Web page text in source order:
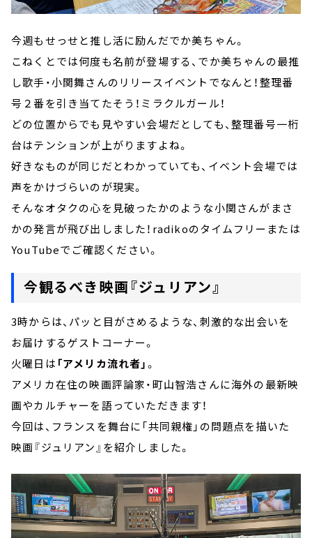
今週もせっせと推し活に励んだでか美ちゃん。
こねくとでは何度も名前が登場する、でか美ちゃんの最推
し歌手・小関舞さんのリリースイベントでなんと！整理番
号２番を引き当てたそう！ミラクルガール！
どの位置からでも見やすい会場だとしても、整理番号一桁
台はテンションが上がりますよね。
好きなものが同じだとわかっていても、イベント会場では
声をかけづらいのが現実。
そんなオタクの心を見破ったかのような小関さんがまさ
かの発言が飛び出しました！radikoのタイムフリーまたは
YouTubeでご確認ください。
今観るべき映画『ジュリアン』
3時からは、パッと目がさめるような、刺激的な出会いを
お届けするゲストコーナー。
火曜日は 「アメリカ流れ者」。
アメリカ在住の映画評論家・町山智浩さんに海外の最新映
画やカルチャーを語っていただきます！
今回は、フランスを舞台に「共同親権」の問題点を描いた
映画『ジュリアン』を紹介しました。